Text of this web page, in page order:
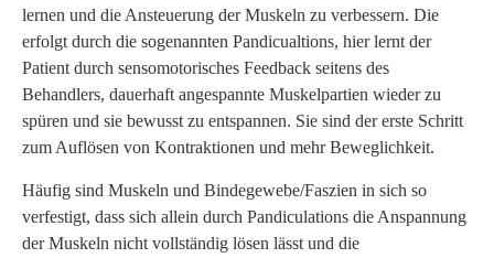
lernen und die Ansteuerung der Muskeln zu verbessern. Die
erfolgt durch die sogenannten Pandicualtions, hier lernt der
Patient durch sensomotorisches Feedback seitens des
Behandlers, dauerhaft angespannte Muskelpartien wieder zu
spüren und sie bewusst zu entspannen. Sie sind der erste Schritt
zum Auflösen von Kontraktionen und mehr Beweglichkeit.
Häufig sind Muskeln und Bindegewebe/Faszien in sich so
verfestigt, dass sich allein durch Pandiculations die Anspannung
der Muskeln nicht vollständig lösen lässt und die